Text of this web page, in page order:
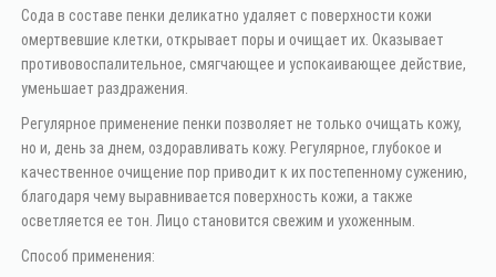
Сода в составе пенки деликатно удаляет с поверхности кожи
омертвевшие клетки, открывает поры и очищает их. Оказывает
противовоспалительное, смягчающее и успокаивающее действие,
уменьшает раздражения.
Регулярное применение пенки позволяет не только очищать кожу,
но и, день за днем, оздоравливать кожу. Регулярное, глубокое и
качественное очищение пор приводит к их постепенному сужению,
благодаря чему выравнивается поверхность кожи, а также
осветляется ее тон. Лицо становится свежим и ухоженным.
Способ применения: